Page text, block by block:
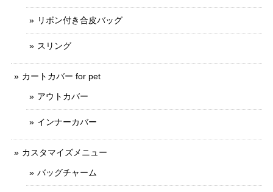
リボン付き合皮バッグ
スリング
カートカバー for pet
アウトカバー
インナーカバー
カスタマイズメニュー
バッグチャーム